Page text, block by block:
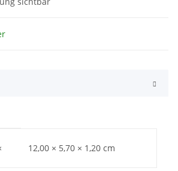
12,00 × 5,70 × 1,20 cm